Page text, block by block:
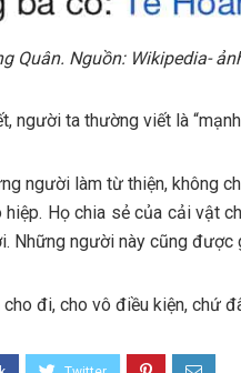
Quân. Nguồn: Wikipedia-
người ta thường viết là
người làm từ thiện, không
hiệp. Họ chia sẻ của cải vật
Những người này cũng được
cho đi, cho vô điều kiện, chứ